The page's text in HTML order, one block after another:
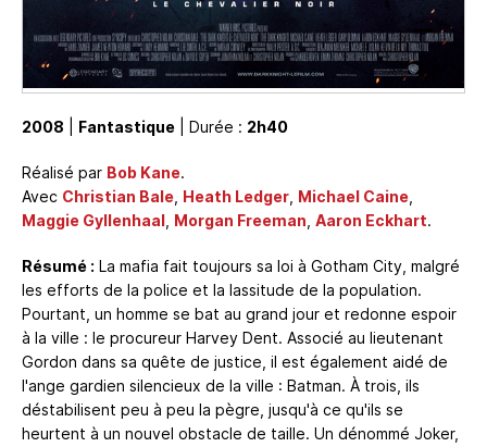
2008 Fantastique | Durée : 2h40
Réalisé par Bob Kane.
Avec Christian Bale, Heath Ledger, Michael Caine,
Maggie Gyllenhaal, Morgan Freeman, Aaron Eckhart.
Résumé : La mafia fait toujours sa loi à Gotham City, malgré
les efforts de la police et la lassitude de la population.
Pourtant, un homme se bat au grand jour et redonne espoir
à la ville : le procureur Harvey Dent. Associé au lieutenant
Gordon dans sa quête de justice, il est également aidé de
l'ange gardien silencieux de la ville : Batman. À trois, ils
déstabilisent peu à peu la pègre, jusqu'à ce qu'ils se
heurtent à un nouvel obstacle de taille. Un dénommé Joker,